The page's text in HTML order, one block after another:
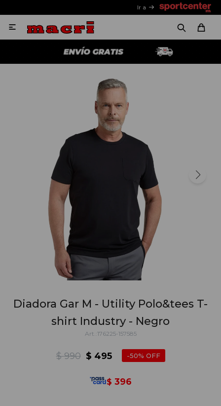
Ir a

Diadora Gar M - Utility Polo&tees T-
shirt Industry - Negro
176225-157585
$ 495
$ 990 50
$ 396